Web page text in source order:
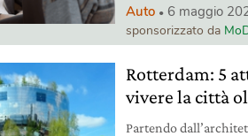
una cosa è chiara: la
L’industria
Auto 6 maggio
sponsorizzato da
Rotterdam: 5
vivere la città
Partendo